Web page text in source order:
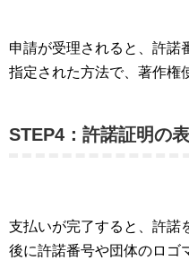
申請が受理されると、許諾
指定された方法で、著作権
STEP4：許諾証明の
支払いが完了すると、許諾
後に許諾番号や団体のロゴ